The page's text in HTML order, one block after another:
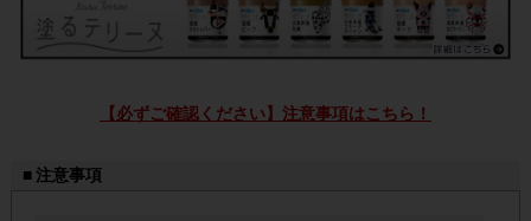
【必ずご確認ください】注意事項はこちら！
■ 注意事項